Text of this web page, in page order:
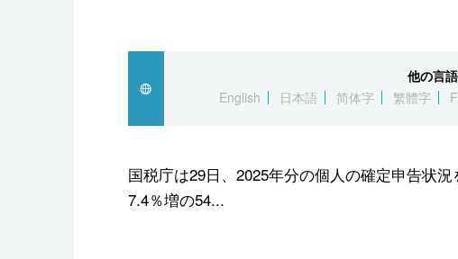
スポーツ・東京2020
他の言
English
日本語 简体字 繁體字
国税庁は29日、2025年分の個人の確定申告状
7.4％増の54...